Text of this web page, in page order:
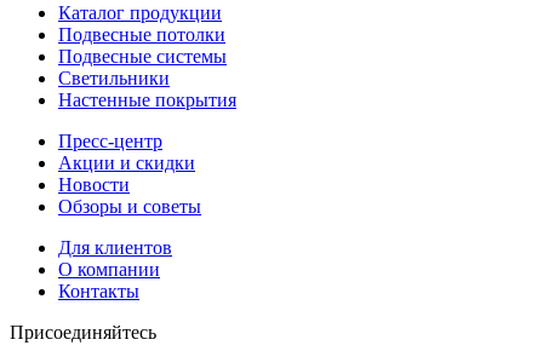
Каталог продукции
Подвесные потолки
Подвесные системы
Светильники
Настенные покрытия
Пресс-центр
Акции и скидки
Новости
Обзоры и советы
Для клиентов
О компании
Контакты
Присоединяйтесь